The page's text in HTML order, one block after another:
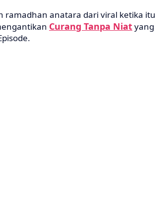
ramadhan anatara dari viral ketika itu
Curang Tanpa Niatyang